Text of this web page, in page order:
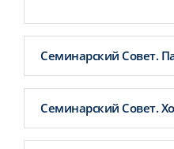
Семинарский Совет.
Семинарский Совет.